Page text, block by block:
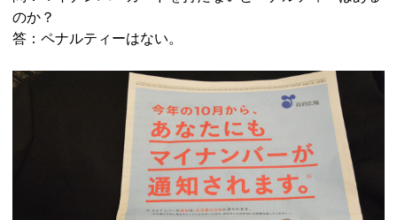
のか？
答：ペナルティーはない。